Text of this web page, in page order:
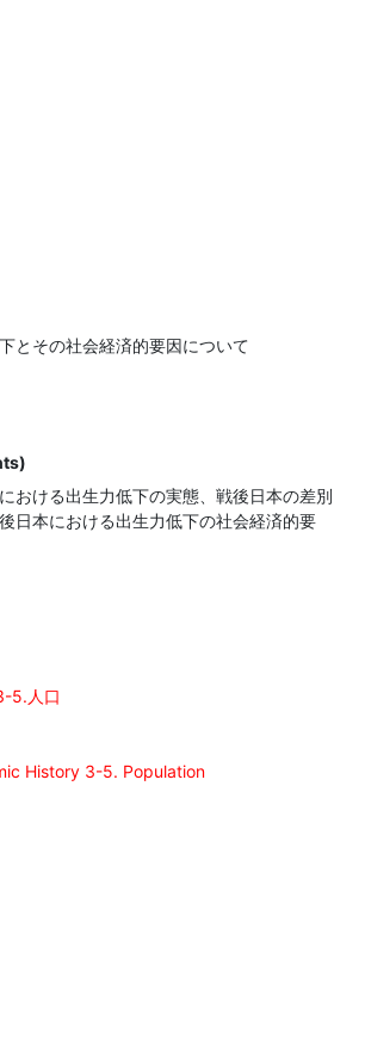
とその社会経済的要因について
おける出生力低下の実態、戦後日本の差別
日本における出生力低下の社会経済的要
5.人口
History 3-5. Population